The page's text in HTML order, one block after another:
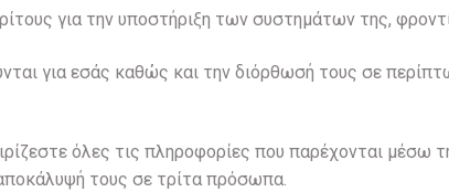
για την υποστήριξη των συστημάτων της,
για εσάς καθώς και την διόρθωσή τους σε
όλες τις πληροφορίες που παρέχονται μέσω
τους σε τρίτα πρόσωπα.